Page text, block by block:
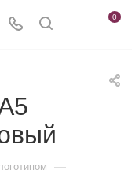
0
—